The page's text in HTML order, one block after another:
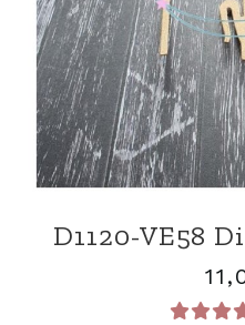
D1120-VE58